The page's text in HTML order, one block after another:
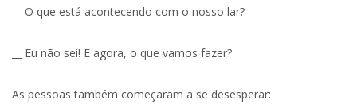
__ O que está acontecendo com o nosso lar?
__ Eu não sei! E agora, o que vamos fazer?
As pessoas também começaram a se desesperar: